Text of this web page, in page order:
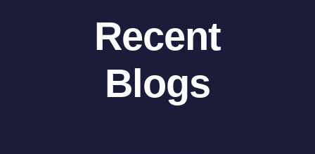
Recent
Blogs